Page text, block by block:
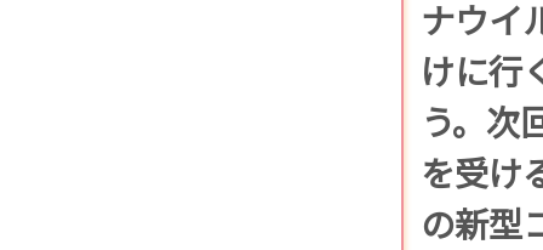
ナウイ
けに行
う。次
を受け
の新型